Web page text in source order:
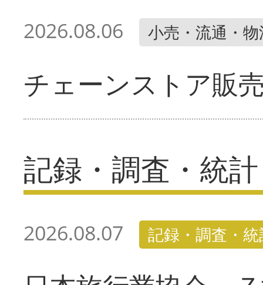
2026.08.06 小売・流通・
チェーンストア販
記録・調査・統計
2026.08.07 記録・調査・